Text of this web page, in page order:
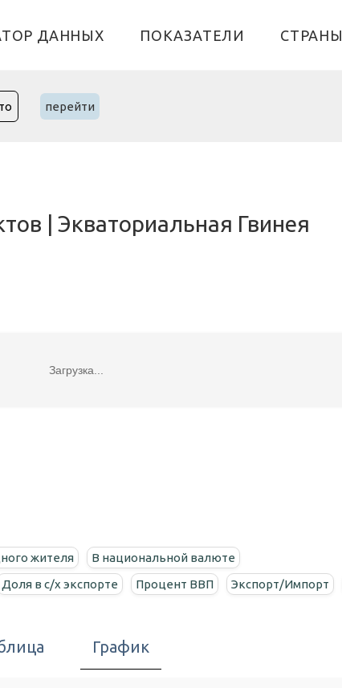
ДАННЫХ ПОКАЗАТЕЛИ СТРАНЫ
перейти
| Экваториальная Гвинея
Загрузка...
жителя
В национальной валюте
Доля в c/х экспорте Процент ВВП Экспорт/Импорт
График